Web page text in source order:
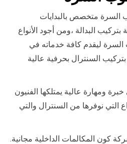
السرة متخصص بالبدايات
بتركيب البدالة ،ومن أجود الأنواع
ليقدم كافة خدماته في
السنترال بحرفية عالية
ومهارة عالية يمتلكها الفنيون
التي نوفرها من السنترال والتي
كون المكالمات الداخلية مجانية.